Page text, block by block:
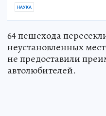
НАУКА
64 пешехода
неустановленных
не предоставили
автолюбителей.